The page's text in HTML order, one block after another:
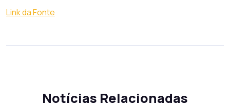
Link da Fonte
Notícias Relacionadas